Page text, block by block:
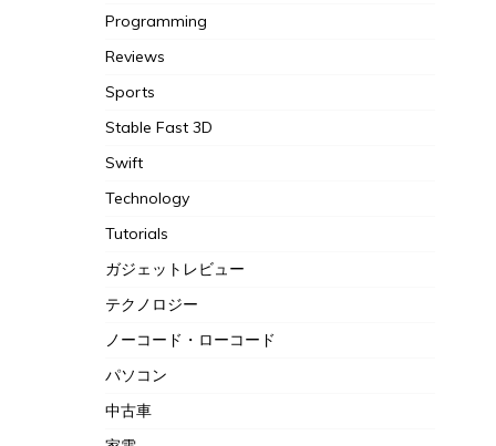
Programming
Reviews
Sports
Stable Fast 3D
Swift
Technology
Tutorials
ガジェットレビュー
テクノロジー
ノーコード・ローコード
パソコン
中古車